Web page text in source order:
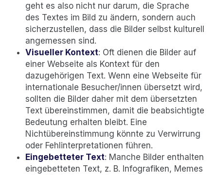
geht es also nicht nur darum, die Sprache
des Textes im Bild zu ändern, sondern auch
sicherzustellen, dass die Bilder selbst kulturell
angemessen sind.
Visueller Kontext: Oft dienen die Bilder auf
einer Webseite als Kontext für den
dazugehörigen Text. Wenn eine Webseite für
internationale Besucher/innen übersetzt wird,
sollten die Bilder daher mit dem übersetzten
Text übereinstimmen, damit die beabsichtigte
Bedeutung erhalten bleibt. Eine
Nichtübereinstimmung könnte zu Verwirrung
oder Fehlinterpretationen führen.
Eingebetteter Text: Manche Bilder enthalten
eingebetteten Text, z. B. Infografiken, Memes